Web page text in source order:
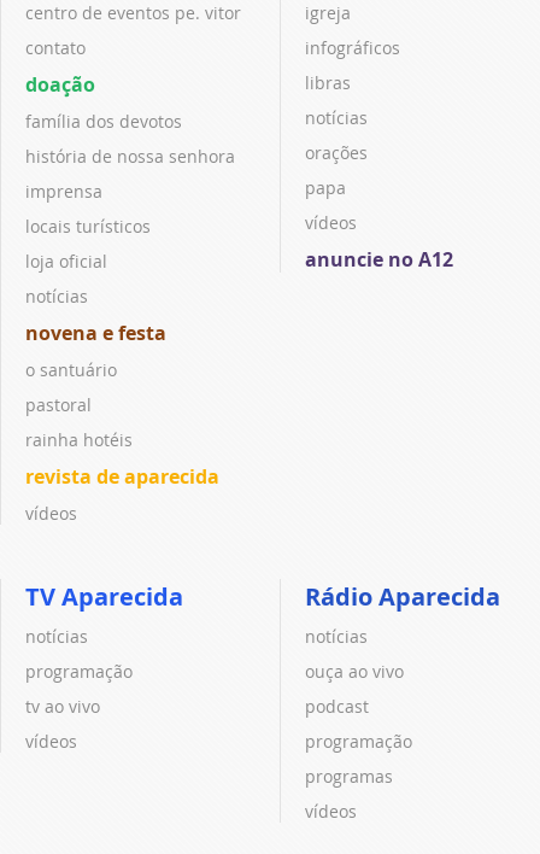
centro de eventos pe. vitor
contato
doação
família dos devotos
história de nossa senhora
imprensa
locais turísticos
loja oficial
notícias
novena e festa
o santuário
pastoral
rainha hotéis
revista de aparecida
vídeos
igreja
infográficos
libras
notícias
orações
papa
vídeos
anuncie no A12
TV Aparecida
notícias
programação
tv ao vivo
vídeos
Rádio Aparecida
notícias
ouça ao vivo
podcast
programação
programas
vídeos